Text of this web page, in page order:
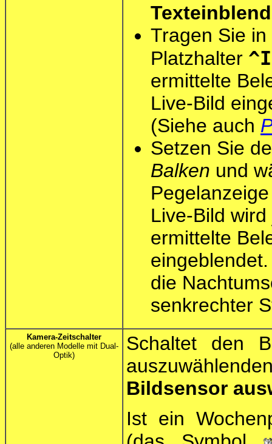
Tragen Sie
Platzhalter
ermittelte
Live-Bild
(Siehe auch
Setzen Sie
Balken und
Live-Bild
ermittelte
die
senkrechter
Kamera-Zeitschalter
(alle anderen Modelle mit Dual-
Optik)
Schaltet den
Bildsensor
Ist ein